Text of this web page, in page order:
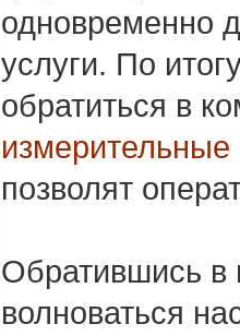
одновременно
услуги. По
обратиться в
позволят
Обратившись в
волноваться